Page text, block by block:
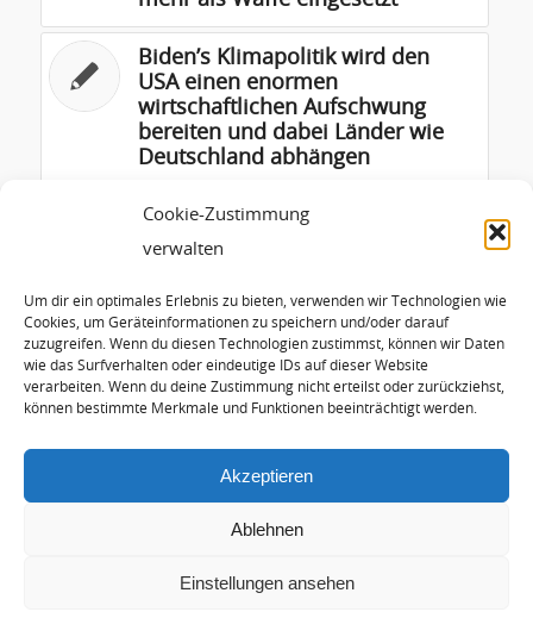
Cookie-Zustimmung
verwalten
Um dir ein optimales Erlebnis zu bieten, verwenden wir Technologien wie
Cookies, um Geräteinformationen zu speichern und/oder darauf
zuzugreifen. Wenn du diesen Technologien zustimmst, können wir Daten
wie das Surfverhalten oder eindeutige IDs auf dieser Website
verarbeiten. Wenn du deine Zustimmung nicht erteilst oder zurückziehst,
können bestimmte Merkmale und Funktionen beeinträchtigt werden.
Akzeptieren
Ablehnen
Einstellungen ansehen
Biden’s Klimapolitik wird den
USA einen enormen
wirtschaftlichen Aufschwung
bereiten und dabei Länder wie
Deutschland abhängen
US-Energieversorger legen
Kohlekraftwerke still und
Windkraft und Batterien
Die Atomenergie wird immer
bedrohlicher, auch Deutschland
ist gefährdet